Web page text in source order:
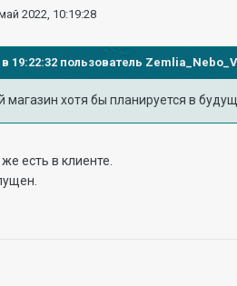
2022, 10:19:28
19:22:32 пользователь
магазин хотя бы планируется в
же есть в клиенте.